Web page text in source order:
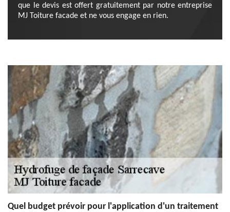
que le devis est offert gratuitement par notre entreprise
MJ Toiture facade et ne vous engage en rien.
Quel budget prévoir pour l'application d'un traitement